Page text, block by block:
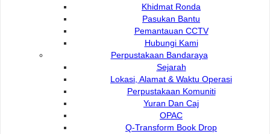
Khidmat Ronda
Pasukan Bantu
Pemantauan CCTV
Hubungi Kami
Perpustakaan Bandaraya
Sejarah
Lokasi, Alamat & Waktu Operasi
Perpustakaan Komuniti
Yuran Dan Caj
OPAC
Q-Transform Book Drop
Hjh Zurima Safian
Ketua Bahagian Audit Dalaman
Bangunan (BLG)